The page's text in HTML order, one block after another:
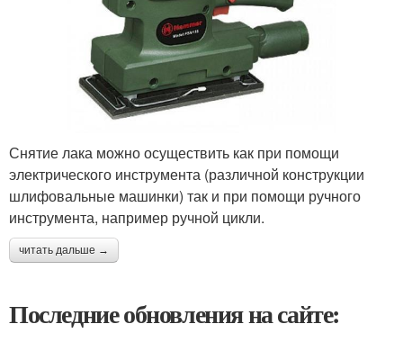
Снятие лака можно осуществить как при помощи
электрического инструмента (различной конструкции
шлифовальные машинки) так и при помощи ручного
инструмента, например ручной цикли.
читать дальше →
Последние обновления на сайте: